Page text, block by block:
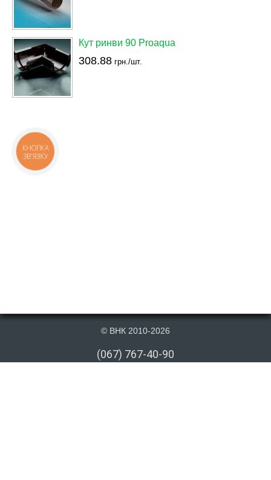
Кут ринви 90 Proaqua
308.88 грн./шт.
© ВНК 2010-2026
(067) 767-40-90
КНОПКА
ЗВ'ЯЗКУ